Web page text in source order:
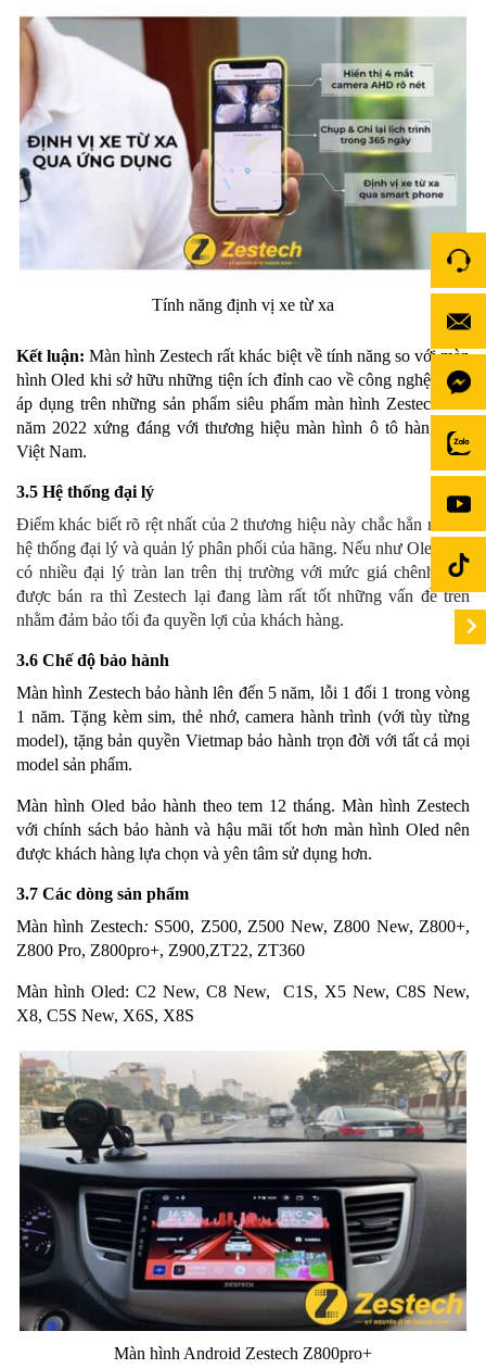
Tính năng định vị xe từ xa
Kết luận: Màn hình Zestech rất khác biệt về tính năng so với màn
hình Oled khi sở hữu những tiện ích đỉnh cao về công nghệ được
áp dụng trên những sản phẩm siêu phẩm màn hình Zestech của
năm 2022 xứng đáng với thương hiệu màn hình ô tô hàng đầu
Việt Nam.
3.5 Hệ thống đại lý
Điểm khác biết rõ rệt nhất của 2 thương hiệu này chắc hẳn nằm ở
hệ thống đại lý và quản lý phân phối của hãng. Nếu như Oled còn
có nhiều đại lý tràn lan trên thị trường với mức giá chênh lệch
được bán ra thì Zestech lại đang làm rất tốt những vấn đề trên
nhằm đảm bảo tối đa quyền lợi của khách hàng.
3.6 Chế độ bảo hành
Màn hình Zestech bảo hành lên đến 5 năm, lỗi 1 đổi 1 trong vòng
1 năm. Tặng kèm sim, thẻ nhớ, camera hành trình (với tùy từng
model), tặng bản quyền Vietmap bảo hành trọn đời với tất cả mọi
model sản phẩm.
Màn hình Oled bảo hành theo tem 12 tháng. Màn hình Zestech
với chính sách bảo hành và hậu mãi tốt hơn màn hình Oled nên
được khách hàng lựa chọn và yên tâm sử dụng hơn.
3.7 Các dòng sản phẩm
Màn hình Zestech: S500, Z500, Z500 New, Z800 New, Z800+,
Z800 Pro, Z800pro+, Z900,ZT22, ZT360
Màn hình Oled: C2 New, C8 New, C1S, X5 New, C8S New,
X8, C5S New, X6S, X8S
Màn hình Android Zestech Z800pro+